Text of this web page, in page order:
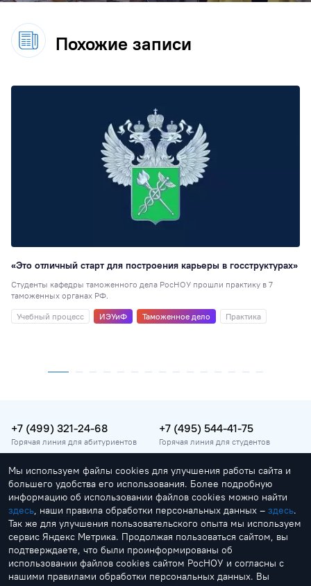
Похожие записи
«Это отличный старт для построения карьеры в госструктурах»
Студенты кафедры таможенного дела РосНОУ прошли практику в 7
таможенных органах РФ.
Учебный процесс
ИЭУиФ Таможенное дело Практика
+7 (499) 321-24-68
Горячая линия для абитуриентов
+7 (495) 544-41-75
Горячая линия для студентов
vopros@rosnou.ru
Горячая линия для абитуриентов
Москва, улица Радио, 22
Главный корпус
Мы используем файлы cookies для улучшения работы сайта и
большего удобства его использования. Более подробную
информацию об использовании файлов cookies можно найти
здесь, наши правила обработки персональных данных – здесь.
Так же для улучшения пользовательского опыта мы используем
сервис Яндекс Метрика. Продолжая пользоваться сайтом, вы
подтверждаете, что были проинформированы об
использовании файлов cookies сайтом РосНОУ и согласны с
нашими правилами обработки персональных данных. Вы